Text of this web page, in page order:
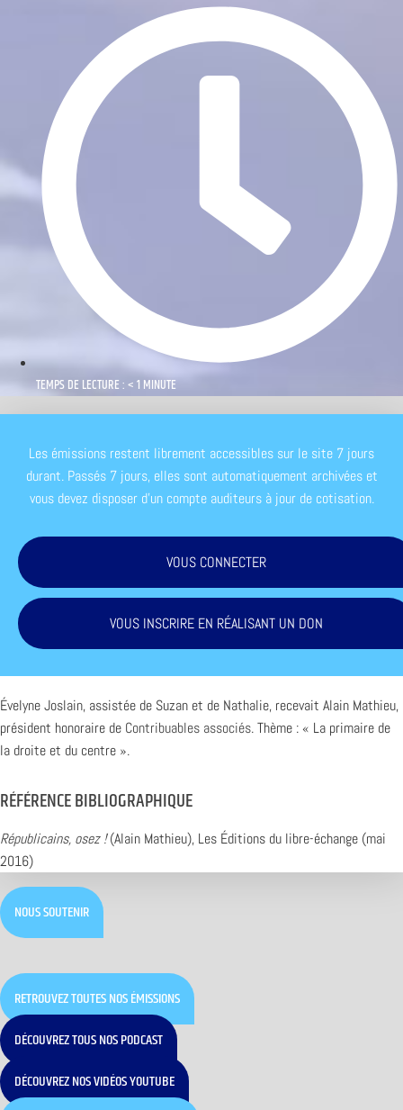
TEMPS DE LECTURE : < 1 MINUTE
Les émissions restent librement accessibles sur le site 7 jours
durant. Passés 7 jours, elles sont automatiquement archivées et
vous devez disposer d'un compte auditeurs à jour de cotisation.
VOUS CONNECTER
VOUS INSCRIRE EN RÉALISANT UN DON
Évelyne Joslain, assistée de Suzan et de Nathalie, recevait Alain Mathieu,
président honoraire de Contribuables associés. Thème : « La primaire de
la droite et du centre ».
RÉFÉRENCE BIBLIOGRAPHIQUE
Républicains, osez !(Alain Mathieu), Les Éditions du libre-échange (mai
2016)
NOUS SOUTENIR
RETROUVEZ TOUTES NOS ÉMISSIONS
DÉCOUVREZ TOUS NOS PODCAST
DÉCOUVREZ NOS VIDÉOS YOUTUBE